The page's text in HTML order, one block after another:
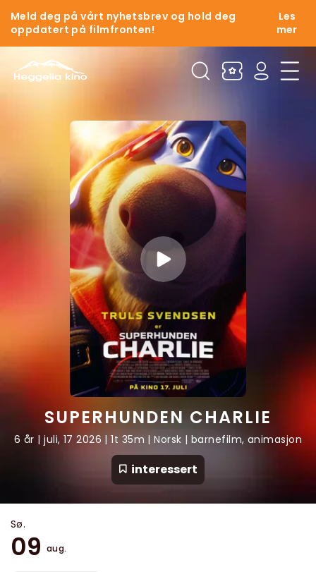
Meld deg på vårt nyhetsbrev og hold deg
oppdatert på filmfronten!
Les
mer
SUPERHUNDEN CHARLIE
6 år | juli, 17 2026 | 1t 35m | Norsk | barnefilm, animasjon
interessert
Sø.
09 aug.